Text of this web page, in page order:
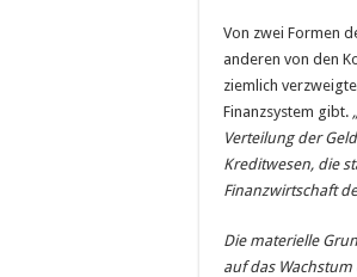
Von zwei Formen
anderen von den
ziemlich
Finanzsystem gibt. „
Verteilung der
Kreditwesen, die
Finanzwirtschaft
Die materielle
auf das